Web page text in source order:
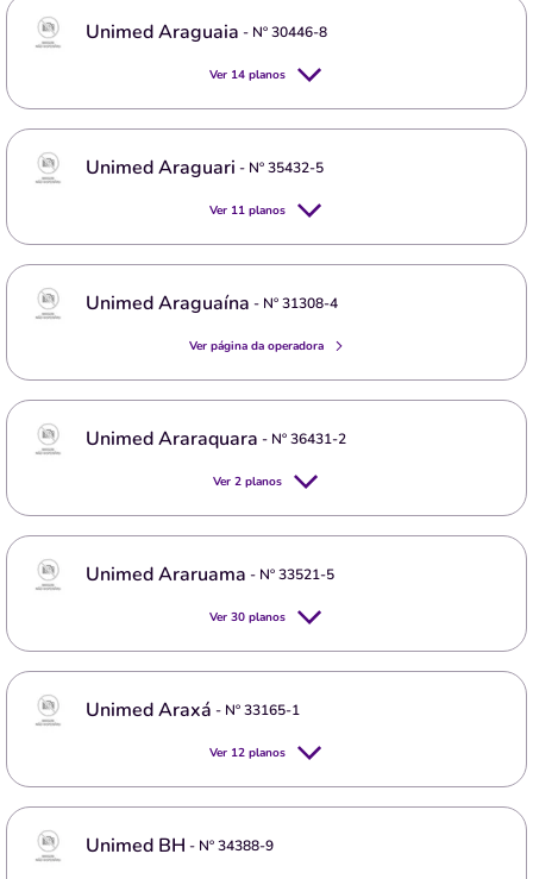
Unimed Araguaia - Nº30446-8
Ver 14 planos
Unimed Araguari - Nº35432-5
Ver 11 planos
Unimed Araguaína - Nº31308-4
Ver página da operadora
Unimed Araraquara - Nº36431-2
Ver 2 planos
Unimed Araruama - Nº33521-5
Ver 30 planos
Unimed Araxá - Nº33165-1
Ver 12 planos
Unimed BH - Nº34388-9